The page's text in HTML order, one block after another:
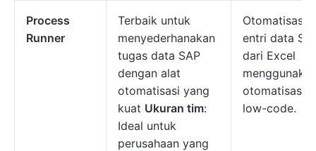
Process
Runner
Terbaik untuk
menyederhanakan
tugas data SAP
dengan alat
otomatisasi yang
kuat Ukuran tim:
Ideal untuk
perusahaan yang
Otomatisasi
entri data
dari Excel
otomatisasi
low-code.